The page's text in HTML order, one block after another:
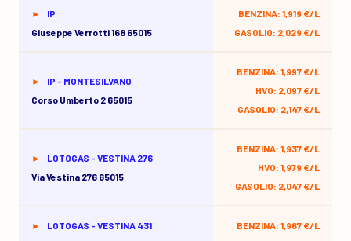
IP
Giuseppe Verrotti 168 65015
BENZINA: 1,919 €/L
GASOLIO: 2,029 €/L
IP - MONTESILVANO
Corso Umberto 2 65015
BENZINA: 1,997 €/L
HVO: 2,097 €/L
GASOLIO: 2,147 €/L
LOTOGAS - VESTINA 276
Via Vestina 276 65015
BENZINA: 1,937 €/L
HVO: 1,979 €/L
GASOLIO: 2,047 €/L
LOTOGAS - VESTINA 431
BENZINA: 1,967 €/L